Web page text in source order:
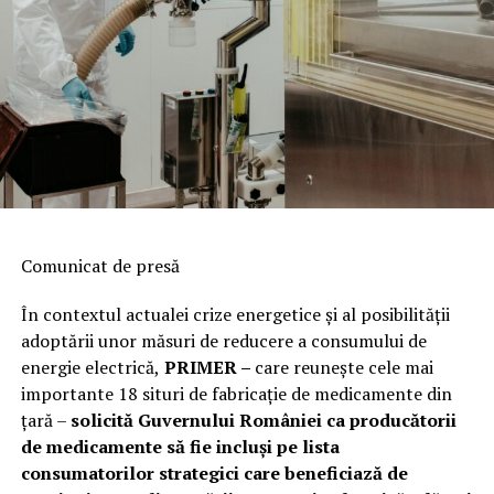
Comunicat de presă
În contextul actualei crize energetice și al posibilității
adoptării unor măsuri de reducere a consumului de
energie electrică, PRIMER – care reuneşte cele mai
importante 18 situri de fabricaţie de medicamente din
ţară – solicită Guvernului României ca producătorii
de medicamente să fie incluși pe lista
consumatorilor strategici care beneficiază de